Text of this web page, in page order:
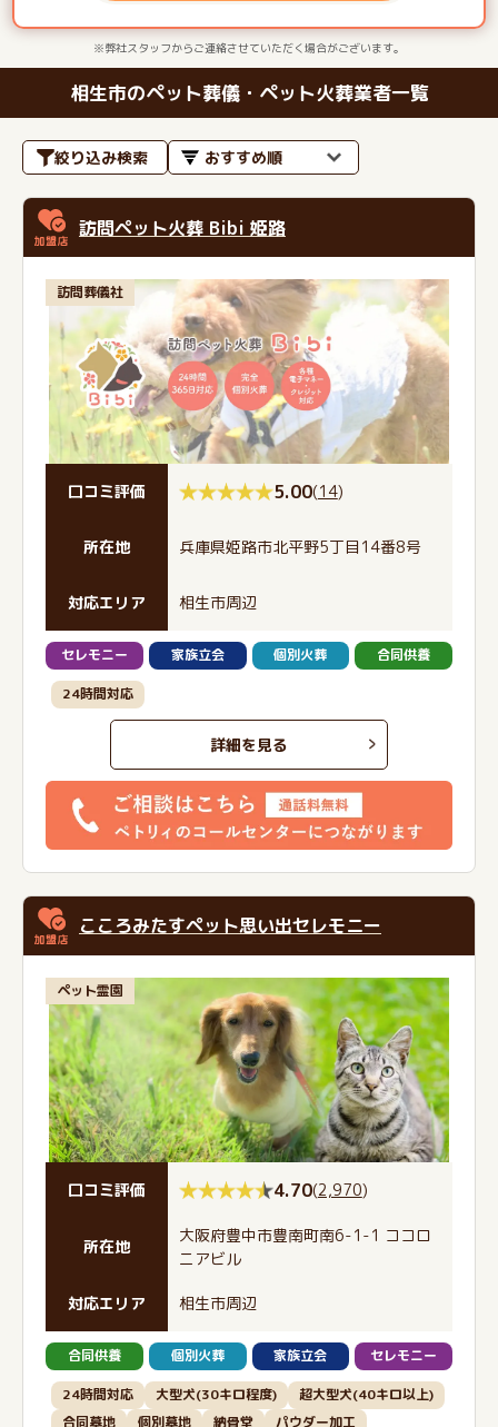
※弊社スタッフからご連絡させていただく場合がございます。
相生市のペット葬儀・ペット火葬業者一覧
絞り込み検索
訪問ペット火葬 Bibi 姫路
訪問葬儀社
口コミ評価 5.00(14)
所在地 兵庫県姫路市北平野5丁目14番8号
対応エリア 相生市周辺
セレモニー 家族立会 個別火葬 合同供養
24時間対応
詳細を見る
こころみたすペット思い出セレモニー
ペット霊園
口コミ評価 4.70(2,970)
所在地
大阪府豊中市豊南町南6-1-1 ココロ
ニアビル
対応エリア 相生市周辺
合同供養 個別火葬 家族立会 セレモニー
24時間対応 大型犬(30キロ程度)
超大型犬(40キロ以上)
合同墓地
個別墓地 納骨堂
パウダー加工